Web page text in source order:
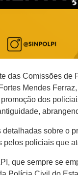
das Comissões de
Mendes
dos
sobre o
policiais que
que sempre se